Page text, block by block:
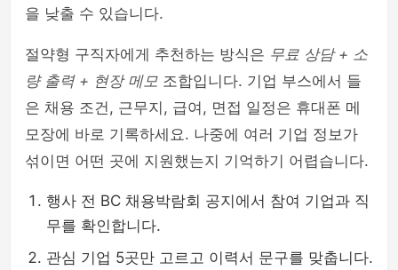
을 낮출 수 있습니다.
절약형 구직자에게 추천하는 방식은 무료 상담 + 소
량 출력 + 현장 메모 조합입니다. 기업 부스에서 들
은 채용 조건, 근무지, 급여, 면접 일정은 휴대폰 메
모장에 바로 기록하세요. 나중에 여러 기업 정보가
섞이면 어떤 곳에 지원했는지 기억하기 어렵습니다.
행사 전 BC 채용박람회 공지에서 참여 기업과 직
무를 확인합니다.
관심 기업 5곳만 고르고 이력서 문구를 맞춥니다.